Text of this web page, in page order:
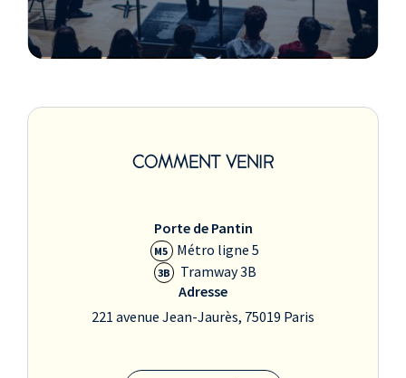
COMMENT VENIR
Porte de Pantin
M5 Métro ligne 5
3B
Tramway 3B
Adresse
221 avenue Jean-Jaurès, 75019 Paris